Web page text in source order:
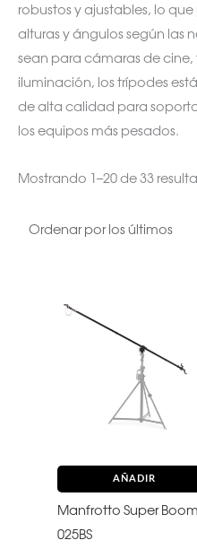
robustos y ajustables, lo
alturas y ángulos según las
sean para cámaras de
iluminación, los trípodes
de alta calidad para
los equipos más pesados.
Mostrando 1–20 de 33
AÑADIR
Manfrotto Super Boom
025BS